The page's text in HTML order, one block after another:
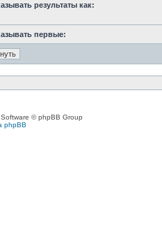
результаты как:
первые:
© phpBB Group
phpBB